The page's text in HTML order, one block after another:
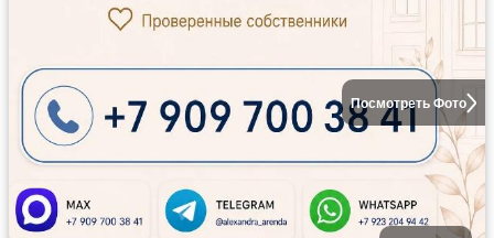
Посмотреть Фото